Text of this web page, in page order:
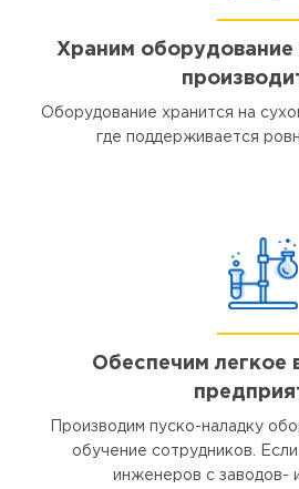
Храним оборудование
Оборудование хранится на
где поддерживается
Обеспечим легкое
Производим пуско-наладку
обучение сотрудников.
инженеров с заводов-